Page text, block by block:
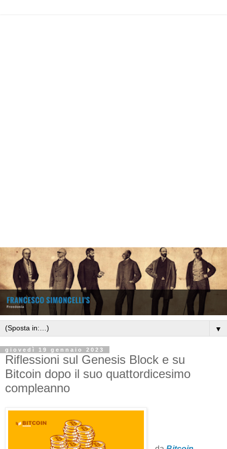
▼
giovedì 19 gennaio 2023
Riflessioni sul Genesis Block e su
Bitcoin dopo il suo quattordicesimo
compleanno